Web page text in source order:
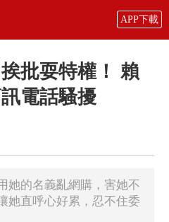
APP下載
批耍特權！ 賴
電話騷擾
她的名義亂網購，害她不
她直呼心好累，忍不住委